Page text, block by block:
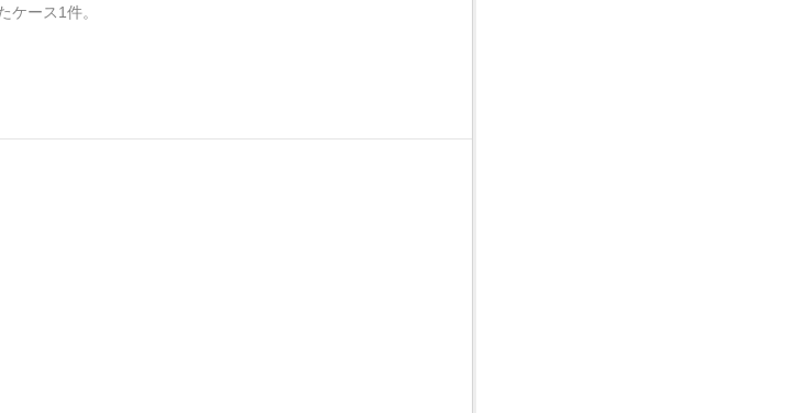
ケース1件。